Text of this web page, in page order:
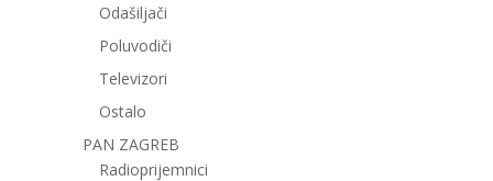
Odašiljači
Poluvodiči
Televizori
Ostalo
PAN ZAGREB
Radioprijemnici